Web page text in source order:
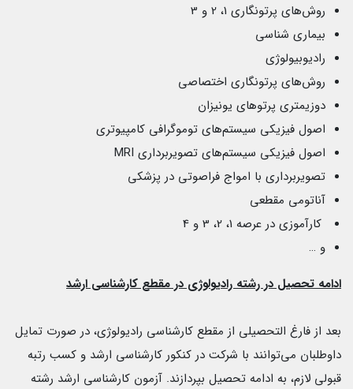
روش‌های پرتونگاری 1، 2 و 3
بیماری شناسی
رادیوبیولوژی
روش‌های پرتونگاری اختصاصی
دوزیمتری پرتوهای یونیزان
اصول فیزیکی سیستم‌های توموگرافی کامپیوتری
اصول فیزیکی سیستم‌های تصویربرداری MRI
تصویربرداری با امواج فراصوتی در پزشکی
آناتومی مقطعی
کارآموزی در عرصه 1، 2، 3 و 4
و …
ادامه تحصیل در رشته رادیولوژی در مقطع کارشناسی ارشد
بعد از فارغ التحصیلی از مقطع کارشناسی رادیولوژی، در صورت تمایل
داوطلبان می‌توانند با شرکت در کنکور کارشناسی ارشد و کسب رتبه
قبولی لازم، به ادامه تحصیل بپردازند. آزمون کارشناسی ارشد رشته